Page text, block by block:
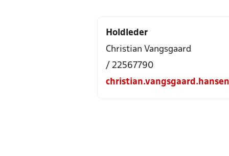
Holdleder
Christian Vangsgaard
/ 22567790